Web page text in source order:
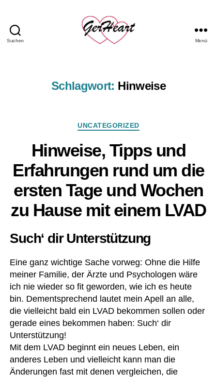
Suchen
LVAD
Hemd
Menü
Schlagwort: Hinweise
Kategorien
UNCATEGORIZED
Hinweise, Tipps und
Erfahrungen rund um die
ersten Tage und Wochen
zu Hause mit einem LVAD
Such‘ dir Unterstützung
Eine ganz wichtige Sache vorweg: Ohne die Hilfe
meiner Familie, der Ärzte und Psychologen wäre
ich nie wieder so fit geworden, wie ich es heute
bin. Dementsprechend lautet mein Apell an alle,
die vielleicht bald ein LVAD bekommen sollen oder
gerade eines bekommen haben: Such‘ dir
Unterstützung!
Mit dem LVAD beginnt ein neues Leben, ein
anderes Leben und vielleicht kann man die
Änderungen fast mit denen vergleichen, die